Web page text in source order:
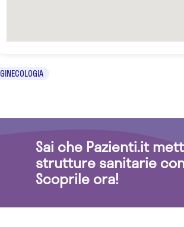
GINECOLOGIA
Sai che Pazienti.it
strutture sanitarie
Scoprile ora!